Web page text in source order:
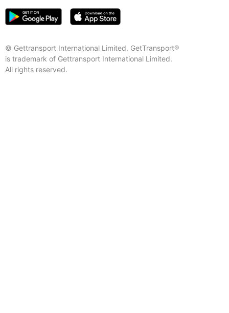
© Gettransport International Limited. GetTransport®
is trademark of Gettransport International Limited.
All rights reserved.